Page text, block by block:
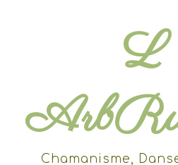
L
Chamanisme,